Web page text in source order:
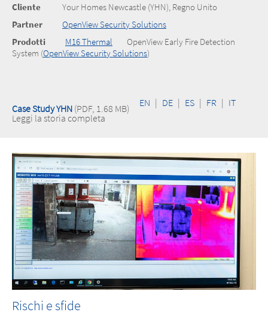
Cliente
Your Homes Newcastle (YHN), Regno Unito
Partner OpenView Security Solutions
Prodotti
M16 Thermal
OpenView Early Fire Detection
System (OpenView Security Solutions)
Case Study YHN (PDF, 1.68 MB)
Leggi la storia completa
EN | DE | ES | FR | IT
Rischi e sfide